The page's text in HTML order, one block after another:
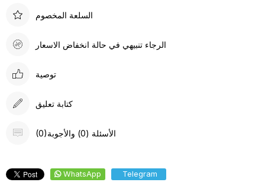
السلعة المخصوم
الرجاء تنبيهي في حالة انخفاض الاسعار
توصية
كتابة تعليق
(0)الأسئلة (0) والأجوبة
WhatsApp Telegram